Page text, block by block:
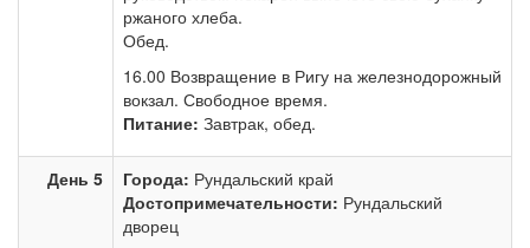
ржаного хлеба.
Обед.
16.00 Возвращение в Ригу на железнодорожный
вокзал. Свободное время.
Питание: Завтрак, обед.
День 5 Города: Рундальский край
Достопримечательности: Рундальский
дворец